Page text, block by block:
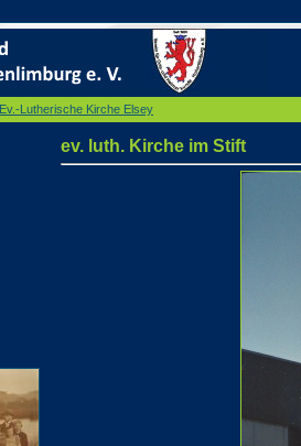
Ev.-Lutherische Kirche Elsey
ev. luth. Kirche im Stift